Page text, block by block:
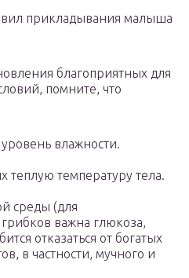
прикладывания малыша
благоприятных для
помните, что
влажности.
температуру тела.
среды (для
важна глюкоза,
отказаться от богатых
в частности, мучного и